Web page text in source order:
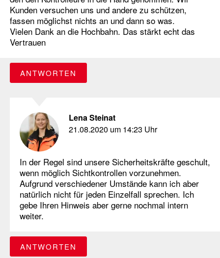
Kunden versuchen uns und andere zu schützen,
fassen möglichst nichts an und dann so was.
Vielen Dank an die Hochbahn. Das stärkt echt das
Vertrauen
ANTWORTEN
Lena Steinat
21.08.2020 um 14:23 Uhr
In der Regel sind unsere Sicherheitskräfte geschult,
wenn möglich Sichtkontrollen vorzunehmen.
Aufgrund verschiedener Umstände kann ich aber
natürlich nicht für jeden Einzelfall sprechen. Ich
gebe Ihren Hinweis aber gerne nochmal intern
weiter.
ANTWORTEN